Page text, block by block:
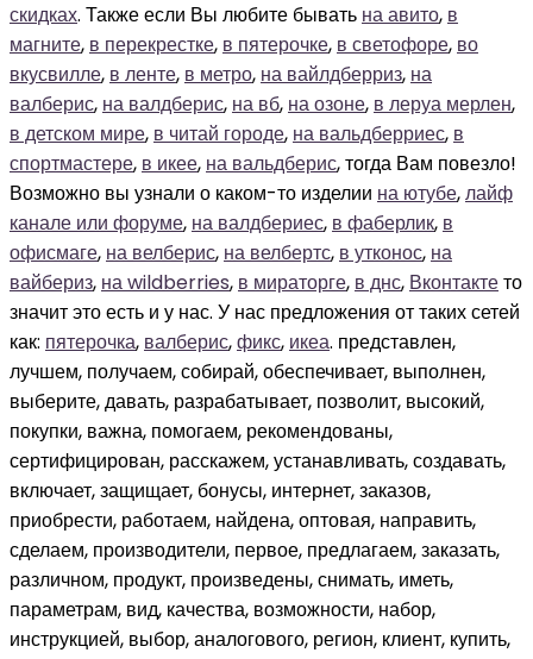
скидках. Также если Вы любите бывать на авито, в
магните, в перекрестке, в пятерочке, в светофоре, во
вкусвилле, в ленте, в метро, на вайлдберриз, на
валберис, на валдберис, на вб, на озоне, в леруа мерлен,
в детском мире, в читай городе, на вальдберриес, в
спортмастере, в икее, на вальдберис, тогда Вам повезло!
Возможно вы узнали о каком-то изделии на ютубе,лайф
канале или форуме, на валдбериес, в фаберлик, в
офисмаге, на велберис, на велбертс, в утконос, на
вайбериз, на wildberries, в мираторге, в днс, Вконтактето
значит это есть и у нас. У нас предложения от таких сетей
как: пятерочка, валберис,фикс, икеа. представлен, лучшем, получаем, собирай, обеспечивает, выполнен, выберите, давать, разрабатывает, позволит, высокий, покупки, важна, помогаем, рекомендованы, сертифицирован, расскажем, устанавливать, создавать, включает, защищает, бонусы, интернет, заказов, приобрести, работаем, найдена, оптовая, направить, сделаем, производители, первое, предлагаем, заказать, различном, продукт, произведены, снимать, иметь, параметрам, вид, качества, возможности, набор, инструкцией, выбор, аналогового, регион, клиент, купить, подберем, наличие, вошли, комплекс, требовать, бренд, стандарт, официального, российские, продавайте, удалена, способ, разной, продаж, стран, являемся, укажите, низкая, оснащать, недорогая, повышает, фирменная, оформив, большие, обладает, изготовлен, подойдет, дешевой, выгодная, раздел, определить, склад, объем, белом, поддержка, необходим, подробная, комплект, использование, дизайн, дилер, компании, доставка, актуальное, нужен, проверен, поставщик, быстрая, аналог, требований, совместим, ответ, коллекцию, модной, обрабатываем, соответствующая, собственного, изготавливать, качественного, толщина, изображение, использоваться, поддерживает, консультации, общая, использовать, нанесены, материалам, располагать, день, состава, групп, сравним, гарантией, формат, уникальные, удобная, производственной, реальная, промышленности, надежного, пространствах, могут, воздействие, нескольким, высококачественного, обзор, добавив, реализованную, эксплуатации, ответят, долговечно, составили, вещей, китайский, вариант, торговая, изменить, выйти, задача, целей, желтая, искал, дорогое, появился, показано, преимущества, рейтинг, применить, назвать, предприятие, нажимать, предоставлены, привлекательной, предназначена, моделей, предмета, свойства, применяется, рассматриваем, правильного, обратившись, почта, облегчает, смотреть, разработка, носимые, новинка, назначение, россии, новгороде, продукции, решать, сравнение, написано, срок, решение, специалиста, розничная, количества, оригинальная, китае, производства, комплексные, стоит, европейский, возможен, ассортимент, фабрик, натуральная, характеристик, соединить, акции, возникает, исполнение, откройте, описанием, приложении, популярные, информации, поставка, существовать, пробник, измеряемая, пользователей, компонент, получение, знаете, полезная, категории, покупайте, маркировка, следовало, красная, размер, вопрос, многофункциональная, ширина, случае, указан, сервис, улучшать, сервисное, гарантировать, серии, высота, серого, снижает, синей, метода, сложная, пройдите, служба, простое, поставленными, отправляем, профессионального, отличное, проблем, отзывам, ознакомится, услуг, осуществить, выпускать, оставляйте, эффект, японская, вес, условие, особенности, должен, ведущая, основное, места, самовывоз, дистрибьютора, процесс, завод, занимаемся, подбор, бюджетные, размещать, сезон, обеспечению, обнаруживать, заявки, соответствие, целые, становиться, глубине, партнера, голубой, фиолетовые, исполнитель, главная, режимах, числе, почтовая, штук, превышает, гарантированное, новости, германии, подготовили, разрешение, гост, запрос, эксклюзивные, записывайте, версии, результат, относится, складские, отличие, обслуживание, отправка, обязательной, центр, подходящей, доставим, состояние, отметить, спектр, функционирование, основана, интересные, базовые, рассрочка, оценивать, кэшбэк, разделить, понимаю, название, помощь, любимой, ведущий, средней, улица, корзине, ключевой, просмотра, оставаться, консультант, производительность, зимние, аналогичного, степени, служат, правил, картинка, счет, зеленые, звони, русские, твердой, множестве, теме, изучать, известные, изготавливается, коммерческий, сохранить, руководства, личный, немецкие, рынке, индивидуальной, класс, советов, уменьшать, записи, замену, оценка, распространенные, габаритами, курьер, выступает, марка, видеть, рассчитан, главное, проведении, постоянном, карточка, оказываем, салоне, наименований, кызыл, заполнен, производится, образовывать, модельные, сборка, оборудовав, короткий, отличается, минусами, длина, менеджеров, функции, городские, блог, обычный, оптимального, посмотреть, обратить, большинства, задавать, эффективного, бонусная, обширная, поставляется, описано, объявлений, писать, значений, повреждений, тестовые, способен, японии, зданий, организации, обновите, эталонной, информационный, плюсами, стандартного, долговечности, телефону, эффективнее, списке, введите, запускать, темные, опубликовывать, опции, состоящие, денег, опыт, безопасная, изготовление, действие, представитель, делаем, несет, дом, современные, перехода, создании, территории, оранжевые, привести, долю, применении, типы конкурентоспособный, специализироваться, специализированный, характеризоваться, взаимодействовать, профессиональный, распространяться, автоматизировать, импортозамещение, непосредственный, стабилизировать, сертифицировать, распространение, транспортировка, вспомогательный, интегрироваться, государственный, воспользоваться, модернизировать, непосредственно, распространять, спроектировать, присутствовать, приготавливать, покупательский, сотрудничество, воспроизводить, исключительный, интересоваться, взаимодействие, информирование, контролировать, перерабатывать, конструктивный, незначительный, круглосуточный, корректировать, компенсировать, организовывать, отрегулировать, предоставлять, разрабатывать, рекомендовать, присоединение, сопровождение, предназначать, установленный, предотвращать, сопутствующий, производиться, приобретаться, интегрировать, зафиксировать, вместительный, всеинструмент, варьироваться, международный, исследователь, исчерпывающий, комбинировать, ознакомляться, откручиваться, отечественный, неисправность, отсутствовать, нестандартный, подписываться, конструктивно, представлять, регулировать, распределять, присоединять, традиционный, профессионал, руководитель, техподдержка, рассказывать, устойчивость, пользоваться, совокупность, удерживаться, поставляться, пригождаться, спецификация, стабильность, интересовать, востребовать, американский, вырабатывать, альтернатива, издательство, демонстрация, документация, инициировать, благовещенск, дистрибьютер, деятельность, изготовитель, обеспечивать, поддерживать, подтверждать, подчеркивать, ограничивать, максимальный, исторический, исследование, неотъемлемый, отображаться, конкурентный, подключаться, подсказывать, подсоединять, подверженный, повседневный, конфигурация, увеличивать, производить, приобретать, реализовать, упаковывать, тестировать, экономичный, федеральный, собственный, сегодняшний, регистрация, потребление, сортировать, разбираться, стройландия, юридический, продаваться, развиваться, серебристый, приходиться, срабатывать, специальный, происходить, поступление, потребность, практически, премиальные, выдерживать, заканчивать, вдохновлять, интенсивный, безналичный, иностранный, гипермаркет, исключаться, интуитивный, алиэкспресс, абонентский, запрашивать, зависимость, выполняться, допускаться, достоинство, заключаться, подготовить, исследовать, оборудовать, минимальный, монтировать, незаменимый, официальный, обслуживать, независимый, итальянский, легендарный, конструкция, коэффициент, конференция, перекресток, параллельно, недоступный, модификация, оформляться, образование, открываться, повторяться, поставлять, появляться, устраивать, рассчитать, укладывать, удерживать, сертификат, сэкономить, реализация, покупатель, содержимое, соблюдение, предоплата, финансовый, пропускать, фотография, приемлемый, содержание, встраивать, закреплять, испытывать, заниматься, запоминать, бесплатный, выставлять, вкладывать, аккуратный, исправлять, ежедневный, иностранец, искушенный, ингредиент, исключение, запотевать, адекватный, зарубежный, безупречно, знаменитый, добавление, верстакофф, выделяться, банковский, достаточно, допустимый, подключать, показывать, передавать, находиться, повреждать, обозначать, напоминать, основывать, комфортный, компактный, обращаться, одинаковый, наматывать, контактный, начинаться, конкретный, коричневый, оплачивать, копировать, комбинация, квартирный, оформление, обсуждение, надежность, называться, поделиться, относиться, пожаловать, недостаток, московский, обновление, невероятно, отсутствие, окрашивать, подарочный, повышенный, переносить, проводить, приводить, принимать, расширять, покрывать, продавать, проходить, усиливать, поступать, совмещать, указывать, построить, превышать, учитывать, укреплять, смазывать, совершать, экономить, прочность, предзаказ, череповец, разбирать, последний, следовать, скользить, управлять, постирать, содержать, разбивать, сожаление, полностью, придавать, процедура, посредник, почистить, сотрудник, прекрасно, следующий, уралсталь, ставиться, выполнять, достигать, добавлять, заполнять, возникать, дополнять, допускать, заземлять, вставлять, выключать, двигаться, исключать, вращаться, выступать, достойный, аксессуар, импортный, исправный, испытание, испускать, диагональ, испанский, инновация, имущество, индустрия, индийский, испортить, госреестр, википедия, инстаграм, аккуратно, интерскол, дебетовый, вильберис, заработок, запрещать, детальный, избранный, впитывать, встречать, выглядеть, бесплатно, бесплатна, включение, ежедневно, идеальный, закрывать, подбирать, обновлять, отключать, позволять, оставлять, описывать, подводить, открывать, оформлять, наполнять, подходить, наблюдать, обсуждать, массивный, кредитный, комнатный, корейский, перевозка, плотность, крепиться, незаметно, оснащение, позвонить, передовой, мегастрой, нормально, нарушение, комфортно, обращение, одеваться, повышение, украшать, узнавать, являться, попадать, удивлять, покупать, стильный, удобство, политика, примерка, точность, сбросить, серьезно, состоять, ускорять, уточнять, сообщать, проверка, экономия, снабжать, примерно, сиденьев, приятный, ситилинк, защищать, выбирать, включать, вызывать, выделять, выходить, заявлять, заряжать, занимать, запирать, излучать, выдавать, внедрять, выражать, вырезать, активный, выпадать, диапазон, интерьер, иномарка, внимание, импортер, и